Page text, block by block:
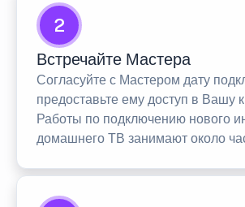
2
Встречайте Мастера
Согласуйте с Мастером дату
предоставьте ему доступ в Вашу
Работы по подключению нового
домашнего ТВ занимают около